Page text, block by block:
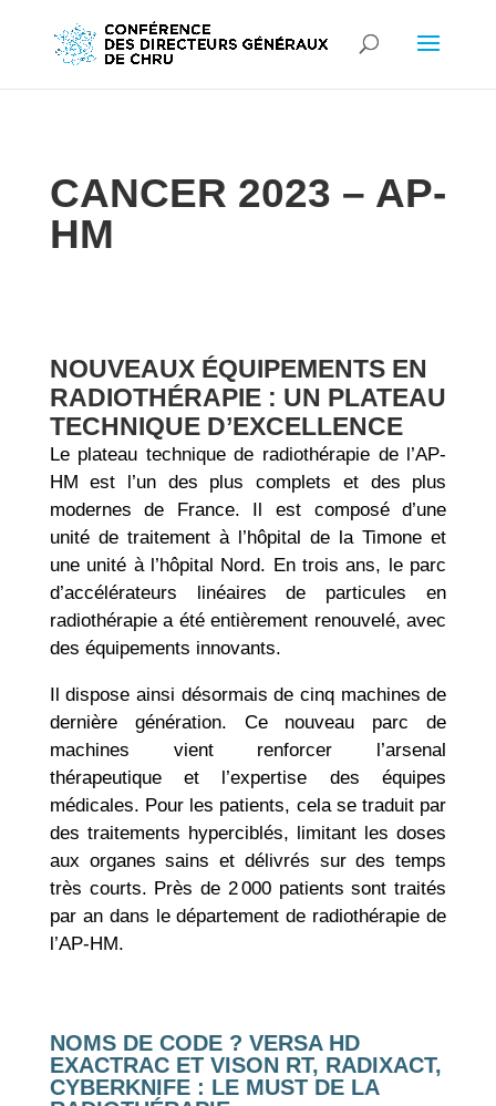
CANCER 2023 – AP-
HM
NOUVEAUX ÉQUIPEMENTS EN
RADIOTHÉRAPIE : UN PLATEAU
TECHNIQUE D’EXCELLENCE
Le plateau technique de radiothérapie de l’AP-
HM est l’un des plus complets et des plus
modernes de France. Il est composé d’une
unité de traitement à l’hôpital de la Timone et
une unité à l’hôpital Nord. En trois ans, le parc
d’accélérateurs linéaires de particules en
radiothérapie a été entièrement renouvelé, avec
des équipements innovants.
Il dispose ainsi désormais de cinq machines de
dernière génération. Ce nouveau parc de
machines vient renforcer l’arsenal
thérapeutique et l’expertise des équipes
médicales. Pour les patients, cela se traduit par
des traitements hyperciblés, limitant les doses
aux organes sains et délivrés sur des temps
très courts. Près de 2 000 patients sont traités
par an dans le département de radiothérapie de
l’AP-HM.
NOMS DE CODE ? VERSA HD
EXACTRAC ET VISON RT, RADIXACT,
CYBERKNIFE : LE MUST DE LA